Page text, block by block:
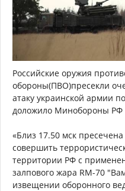
Российские оружия
обороны(ПВО)пресекли
атаку украинской армии
доложило Минобороны РФ
«Близ 17.50 мск
совершить
территории РФ с
залпового жара RM-70
извещении оборонного